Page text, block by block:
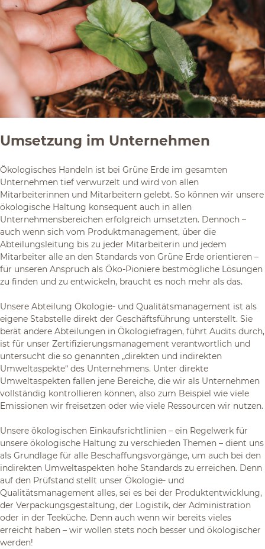
Umsetzung im Unternehmen
Ökologisches Handeln ist bei Grüne Erde im gesamten
Unternehmen tief verwurzelt und wird von allen
Mitarbeiterinnen und Mitarbeitern gelebt. So können wir unsere
ökologische Haltung konsequent auch in allen
Unternehmensbereichen erfolgreich umsetzten. Dennoch –
auch wenn sich vom Produktmanagement, über die
Abteilungsleitung bis zu jeder Mitarbeiterin und jedem
Mitarbeiter alle an den Standards von Grüne Erde orientieren –
für unseren Anspruch als Öko-Pioniere bestmögliche Lösungen
zu finden und zu entwickeln, braucht es noch mehr als das.
Unsere Abteilung Ökologie- und Qualitätsmanagement ist als
eigene Stabstelle direkt der Geschäftsführung unterstellt. Sie
berät andere Abteilungen in Ökologiefragen, führt Audits durch,
ist für unser Zertifizierungsmanagement verantwortlich und
untersucht die so genannten „direkten und indirekten
Umweltaspekte“ des Unternehmens. Unter direkte
Umweltaspekten fallen jene Bereiche, die wir als Unternehmen
vollständig kontrollieren können, also zum Beispiel wie viele
Emissionen wir freisetzen oder wie viele Ressourcen wir nutzen.
Unsere ökologischen Einkaufsrichtlinien – ein Regelwerk für
unsere ökologische Haltung zu verschieden Themen – dient uns
als Grundlage für alle Beschaffungsvorgänge, um auch bei den
indirekten Umweltaspekten hohe Standards zu erreichen. Denn
auf den Prüfstand stellt unser Ökologie- und
Qualitätsmanagement alles, sei es bei der Produktentwicklung,
der Verpackungsgestaltung, der Logistik, der Administration
oder in der Teeküche. Denn auch wenn wir bereits vieles
erreicht haben – wir wollen stets noch besser und ökologischer
werden!